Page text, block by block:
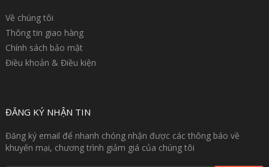
Về chúng tôi
Thông tin giao hàng
Chính sách bảo mật
Điều khoản & Điều kiện
ĐĂNG KÝ NHẬN TIN
Đăng ký email để nhanh chóng nhận được các thông báo về
khuyến mại, chương trình giảm giá của chúng tôi